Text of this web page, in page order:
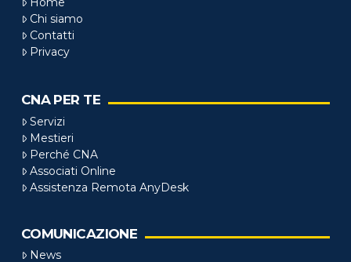
Chi siamo
Contatti
Privacy
CNA PER TE
Servizi
Mestieri
Perché CNA
Associati Online
Assistenza Remota AnyDesk
COMUNICAZIONE
News